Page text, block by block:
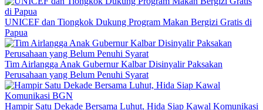
UNICEF dan Tiongkok Dukung Program Makan Bergizi Gratis di
Papua
Tim Airlangga Anak Gubernur Kalbar Disinyalir Paksakan
Perusahaan yang Belum Penuhi Syarat
Hampir Satu Dekade Bersama Luhut, Hida Siap Kawal Komunikasi